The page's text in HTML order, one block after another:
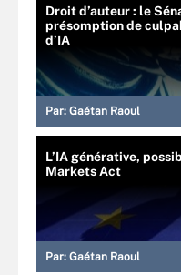
Droit d’auteur : le
présomption de
d’IA
Par: Gaétan Raoul
L’IA générative,
Markets Act
Par: Gaétan Raoul